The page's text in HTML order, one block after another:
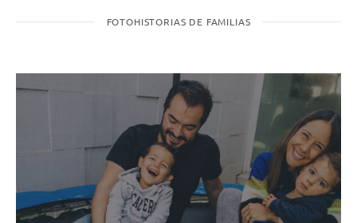
FOTOHISTORIAS DE FAMILIAS